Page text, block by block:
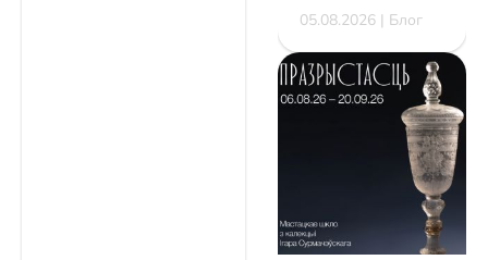
05.08.2026 | Блог